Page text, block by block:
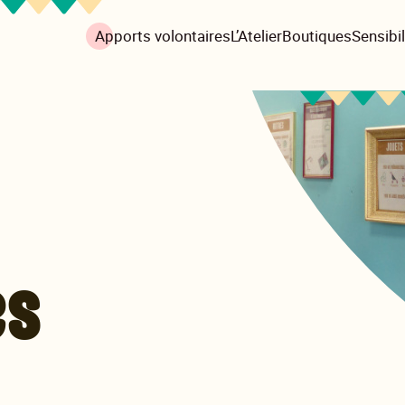
Apports volontairesL’AtelierBoutiques